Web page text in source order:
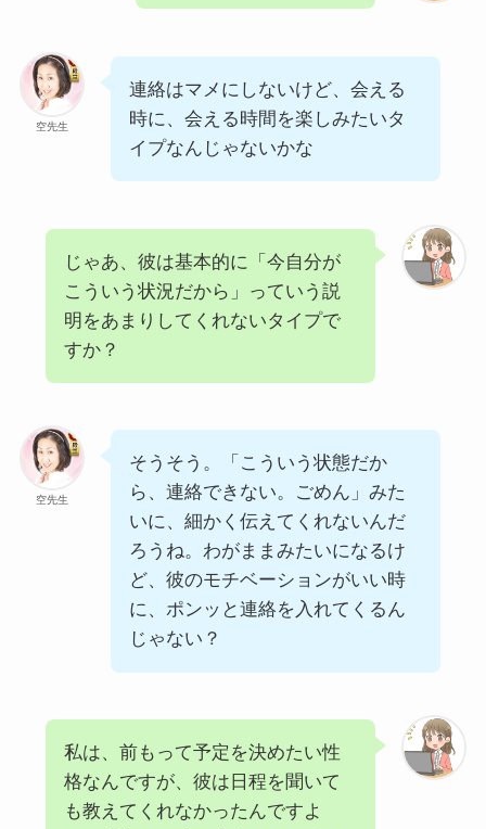
空先生
連絡はマメにしないけど、会える
時に、会える時間を楽しみたいタ
イプなんじゃないかな
じゃあ、彼は基本的に「今自分が
こういう状況だから」っていう説
明をあまりしてくれないタイプで
すか？
空先生
そうそう。「こういう状態だか
ら、連絡できない。ごめん」みた
いに、細かく伝えてくれないんだ
ろうね。わがままみたいになるけ
ど、彼のモチベーションがいい時
に、ポンッと連絡を入れてくるん
じゃない？
私は、前もって予定を決めたい性
格なんですが、彼は日程を聞いて
も教えてくれなかったんですよ